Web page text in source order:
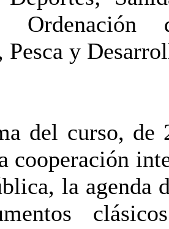
Pesca y
del curso, de
cooperación
la agenda